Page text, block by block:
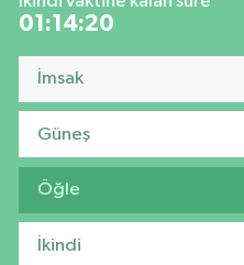
01:14:20
İmsak
Güneş
Öğle
İkindi